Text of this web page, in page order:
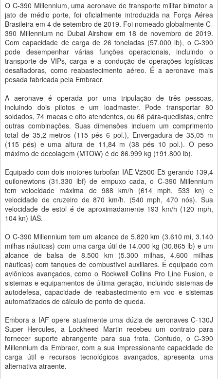
O C-390 Millennium, uma aeronave de transporte militar bimotor a
jato de médio porte, foi oficialmente introduzida na Força Aérea
Brasileira em 4 de setembro de 2019. Foi nomeado globalmente C-
390 Millennium no Dubai Airshow em 18 de novembro de 2019.
Com capacidade de carga de 26 toneladas (57.000 lb), o C-390
pode desempenhar várias funções operacionais, incluindo o
transporte de VIPs, carga e a condução de operações logísticas
desafiadoras, como reabastecimento aéreo. É a aeronave mais
pesada fabricada pela Embraer.
A aeronave é operada por uma tripulação de três pessoas,
incluindo dois pilotos e um loadmaster. Pode transportar 80
soldados, 74 macas e oito atendentes, ou 66 pára-quedistas, entre
outras combinações. Suas dimensões incluem um comprimento
total de 35,2 metros (115 pés 6 pol.), Envergadura de 35,05 m
(115 pés) e uma altura de 11,84 m (38 pés 10 pol.). O peso
máximo de decolagem (MTOW) é de 86.999 kg (191.800 lb).
Equipado com dois motores turbofan IAE V2500-E5 gerando 139,4
quilonewtons (31.330 lbf) de empuxo cada, o C-390 Millennium
tem velocidade máxima de 988 km/h (614 mph, 533 kn) e
velocidade de cruzeiro de 870 km/h. (540 mph, 470 nós). Sua
velocidade de estol é de aproximadamente 193 km/h (120 mph,
104 kn) IAS.
O C-390 Millennium tem um alcance de 5.820 km (3.610 mi, 3.140
milhas náuticas) com uma carga útil de 14.000 kg (30.865 lb) e um
alcance de balsa de 8.500 km (5.300 milhas, 4.600 milhas
náuticas) com tanques de combustível auxiliares. É equipado com
aviônicos avançados, como o Rockwell Collins Pro Line Fusion, e
sistemas e equipamentos de última geração, incluindo sistemas de
autodefesa, capacidade de reabastecimento em voo e sistemas
automatizados de cálculo de ponto de queda.
Embora a IAF opere atualmente uma dúzia de aeronaves C-130J
Super Hercules, a Lockheed Martin recebeu um contrato para
fornecer suporte abrangente para sua frota. Contudo, o C-390
Millennium da Embraer, com a sua impressionante capacidade de
carga útil e recursos tecnológicos avançados, apresenta uma
alternativa atraente.